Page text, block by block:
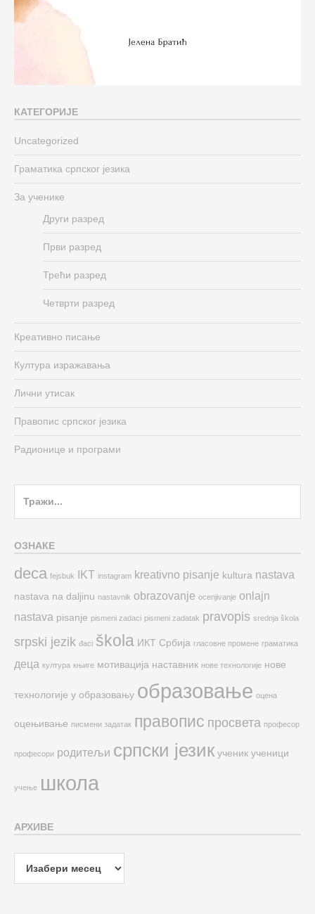
КАТЕГОРИЈЕ
Uncategorized
Граматика српског језика
За ученике
Други разред
Први разред
Трећи разред
Четврти разред
Креативно писање
Култура изражавања
Лични утисак
Правопис српског језика
Радионице и програми
ОЗНАКЕ
deca fejsbuk IKT instagram kreativno pisanje kultura nastava
nastava na daljinu nastavnik obrazovanje ocenjivanje onlajn
nastava pisanje pismeni zadaci pismeni zadatak pravopis srednja škola
srpski jezik đaci škola ИКТ Србија гласовне промене граматика
деца култура књиге мотивација наставник нове технологије нове
технологије у образовању образовање оцена
оцењивање писмени задатак правопис просвета професор
професори родитељи српски језик ученик ученици
учење школа
АРХИВЕ
Архиве